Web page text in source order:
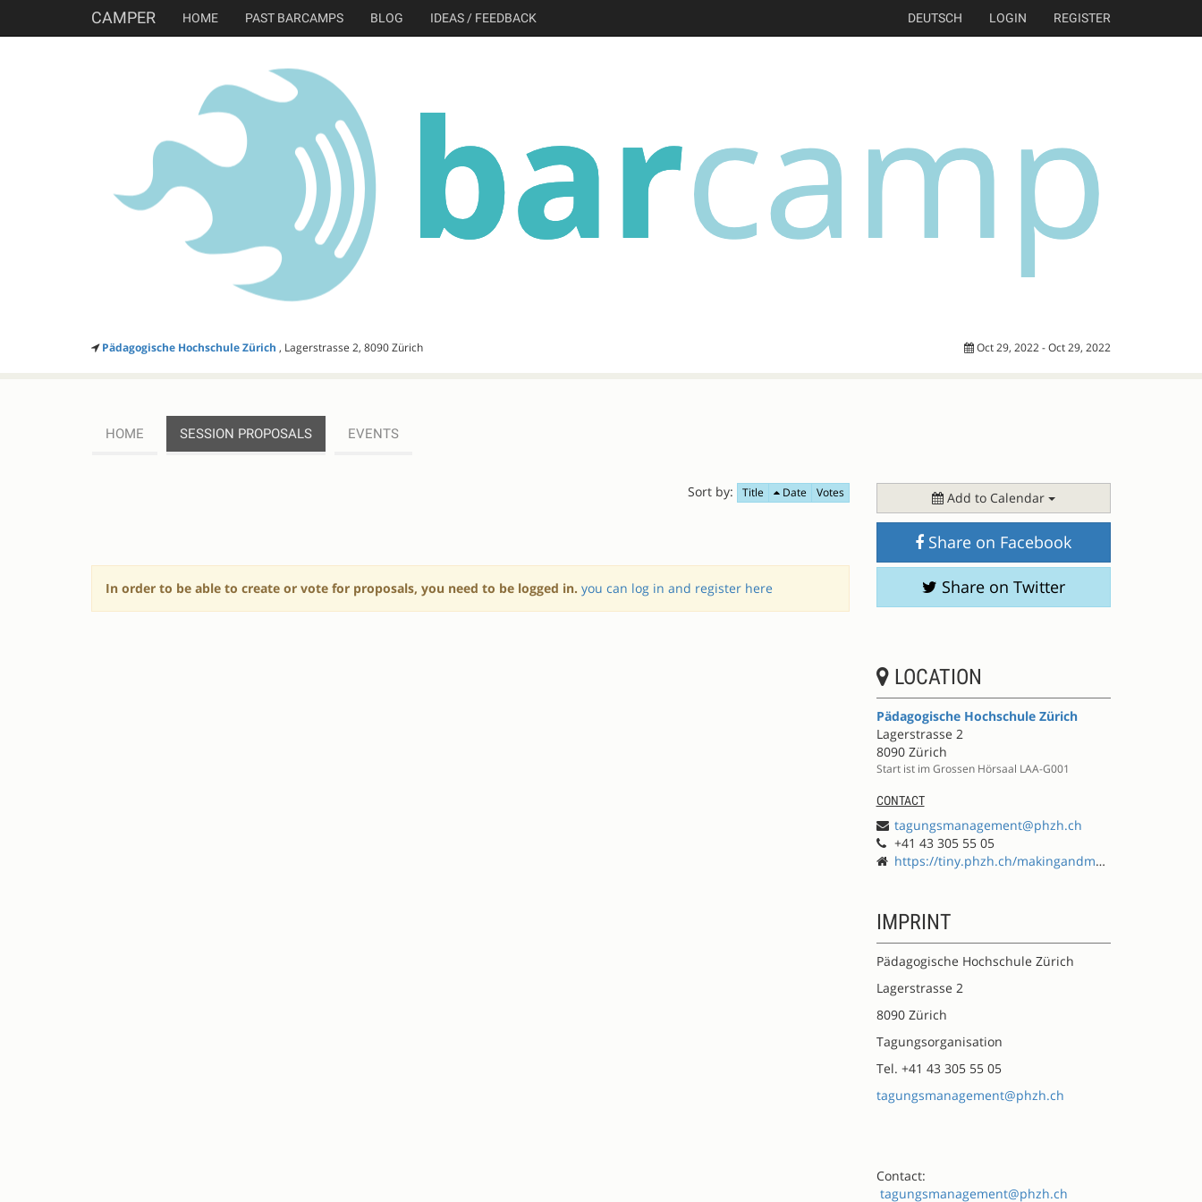
CAMPER HOME PAST BARCAMPS BLOG IDEAS / FEEDBACK DEUTSCH LOGIN REGISTER
Pädagogische Hochschule Zürich , Lagerstrasse 2, 8090 Zürich Oct 29, 2022 - Oct 29, 2022
HOME SESSION PROPOSALS EVENTS
Sort by: Title Date Votes
In order to be able to create or vote for proposals, you need to be logged in. you can log in and register here
Add to Calendar
Share on Facebook
Share on Twitter
LOCATION
Pädagogische Hochschule Zürich
Lagerstrasse 2
8090 Zürich
Start ist im Grossen Hörsaal LAA-G001
CONTACT
tagungsmanagement@phzh.ch
+41 43 305 55 05
https://tiny.phzh.ch/makingandmore
IMPRINT
Pädagogische Hochschule Zürich
Lagerstrasse 2
8090 Zürich
Tagungsorganisation
Tel. +41 43 305 55 05
tagungsmanagement@phzh.ch
Contact:
tagungsmanagement@phzh.ch